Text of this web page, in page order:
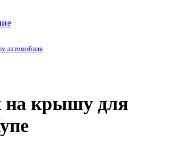
автомобиля
на крышу для